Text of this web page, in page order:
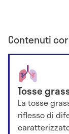
Contenuti
Tosse
La tosse
riflesso di